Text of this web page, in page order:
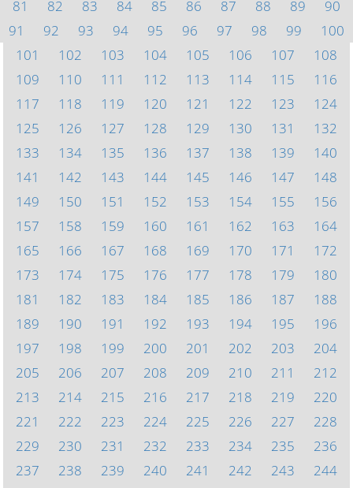
81
82 83 84 85 86 87 88 89
90
91
92 93 94 95 96 97 98 99
100
101
102 103 104 105 106 107
108
109
110 111 112 113 114 115
116
117
118 119 120 121 122 123
124
125
126 127 128 129 130 131
132
133
134 135 136 137 138 139
140
141
142 143 144 145 146 147
148
149
150 151 152 153 154 155
156
157
158 159 160 161 162 163
164
165
166 167 168 169 170 171
172
173
174 175 176 177 178 179
180
181
182 183 184 185 186 187
188
189
190 191 192 193 194 195
196
197
198 199 200 201 202 203
204
205
206 207 208 209 210 211
212
213
214 215 216 217 218 219
220
221
222 223 224 225 226 227
228
229
230 231 232 233 234 235
236
237
238 239 240 241 242 243
244